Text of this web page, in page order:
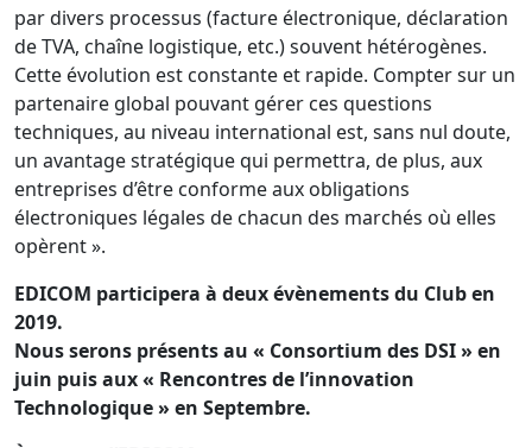
par divers processus (facture électronique, déclaration
de TVA, chaîne logistique, etc.) souvent hétérogènes.
Cette évolution est constante et rapide. Compter sur un
partenaire global pouvant gérer ces questions
techniques, au niveau international est, sans nul doute,
un avantage stratégique qui permettra, de plus, aux
entreprises d’être conforme aux obligations
électroniques légales de chacun des marchés où elles
opèrent ».
EDICOM participera à deux évènements du Club en
2019.
Nous serons présents au « Consortium des DSI » en
juin puis aux « Rencontres de l’innovation
Technologique » en Septembre.